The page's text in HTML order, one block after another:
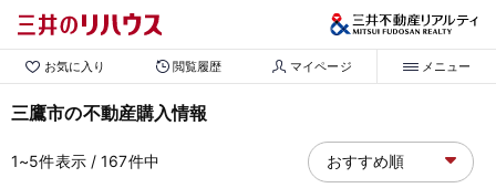
お気に入り 閲覧履歴 マイページ メニュー
三鷹市の不動産購入情報
1~5件表示/ 167件中